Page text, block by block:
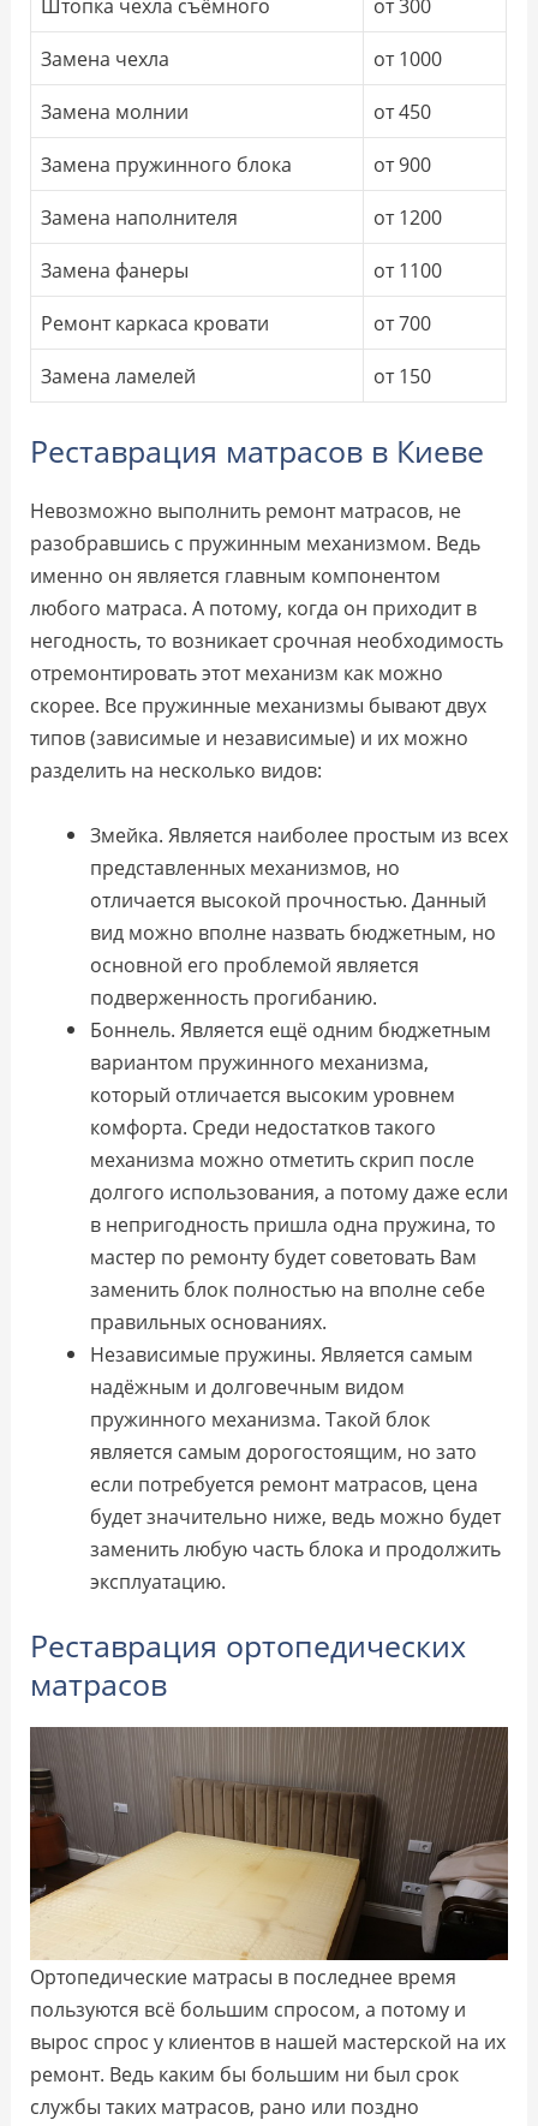
Замена чехла
от 1000
Замена молнии
от 450
Замена пружинного блока
от 900
Замена наполнителя
от 1200
Замена фанеры
от 1100
Ремонт каркаса кровати
от 700
Замена ламелей
от 150
Реставрация матрасов в Киеве
Невозможно выполнить ремонт матрасов, не
разобравшись с пружинным механизмом. Ведь
именно он является главным компонентом
любого матраса. А потому, когда он приходит в
негодность, то возникает срочная необходимость
отремонтировать этот механизм как можно
скорее. Все пружинные механизмы бывают двух
типов (зависимые и независимые) и их можно
разделить на несколько видов:
Змейка. Является наиболее простым из всех
представленных механизмов, но
отличается высокой прочностью. Данный
вид можно вполне назвать бюджетным, но
основной его проблемой является
подверженность прогибанию.
Боннель. Является ещё одним бюджетным
вариантом пружинного механизма,
который отличается высоким уровнем
комфорта. Среди недостатков такого
механизма можно отметить скрип после
долгого использования, а потому даже если
в непригодность пришла одна пружина, то
мастер по ремонту будет советовать Вам
заменить блок полностью на вполне себе
правильных основаниях.
Независимые пружины. Является самым
надёжным и долговечным видом
пружинного механизма. Такой блок
является самым дорогостоящим, но зато
если потребуется ремонт матрасов, цена
будет значительно ниже, ведь можно будет
заменить любую часть блока и продолжить
эксплуатацию.
Реставрация ортопедических
матрасов
Ортопедические матрасы в последнее время
пользуются всё большим спросом, а потому и
вырос спрос у клиентов в нашей мастерской на их
ремонт. Ведь каким бы большим ни был срок
службы таких матрасов, рано или поздно